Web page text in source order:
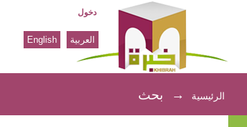
بحث
دخول
العربية English
الرئيسية → بحث